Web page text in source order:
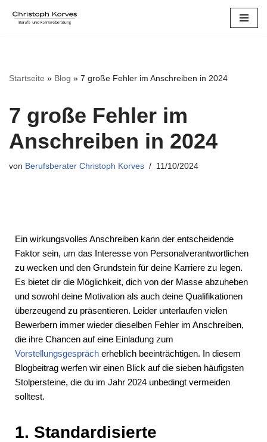
Startseite » Blog » 7 große Fehler im Anschreiben in 2024
7 große Fehler im
Anschreiben in 2024
von Berufsberater Christoph Korves 11/10/2024
Ein wirkungsvolles Anschreiben kann der entscheidende
Faktor sein, um das Interesse von Personalverantwortlichen
zu wecken und den Grundstein für deine Karriere zu legen.
Es bietet dir die Möglichkeit, dich von der Masse abzuheben
und sowohl deine Motivation als auch deine Qualifikationen
überzeugend zu präsentieren. Leider unterlaufen vielen
Bewerbern immer wieder dieselben Fehler im Anschreiben,
die ihre Chancen auf eine Einladung zum
Vorstellungsgespräch erheblich beeinträchtigen. In diesem
Blogbeitrag werfen wir einen Blick auf die sieben häufigsten
Stolpersteine, die du im Jahr 2024 unbedingt vermeiden
solltest.
1. Standardisierte